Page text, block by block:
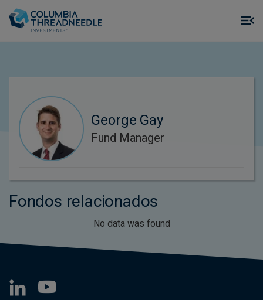
George Gay
Fund Manager
Fondos relacionados
No data was found